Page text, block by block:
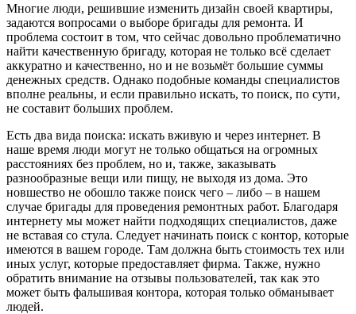
Многие люди, решившие изменить дизайн своей квартиры,
задаются вопросами о выборе бригады для ремонта. И
проблема состоит в том, что сейчас довольно проблематично
найти качественную бригаду, которая не только всё сделает
аккуратно и качественно, но и не возьмёт большие суммы
денежных средств. Однако подобные команды специалистов
вполне реальны, и если правильно искать, то поиск, по сути,
не составит больших проблем.
Есть два вида поиска: искать вживую и через интернет. В
наше время люди могут не только общаться на огромных
расстояниях без проблем, но и, также, заказывать
разнообразные вещи или пищу, не выходя из дома. Это
новшество не обошло также поиск чего – либо – в нашем
случае бригады для проведения ремонтных работ. Благодаря
интернету мы может найти подходящих специалистов, даже
не вставая со стула. Следует начинать поиск с контор, которые
имеются в вашем городе. Там должна быть стоимость тех или
иных услуг, которые предоставляет фирма. Также, нужно
обратить внимание на отзывы пользователей, так как это
может быть фальшивая контора, которая только обманывает
людей.